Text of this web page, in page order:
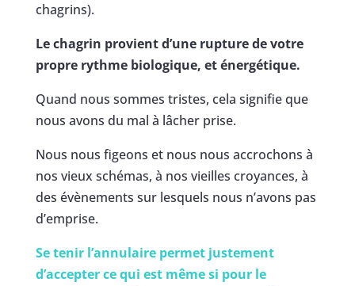
chagrins).
Le chagrin provient d’une rupture de votre
propre rythme biologique, et énergétique.
Quand nous sommes tristes, cela signifie que
nous avons du mal à lâcher prise.
Nous nous figeons et nous nous accrochons à
nos vieux schémas, à nos vieilles croyances, à
des évènements sur lesquels nous n’avons pas
d’emprise.
Se tenir l’annulaire permet justement
d’accepter ce qui est même si pour le